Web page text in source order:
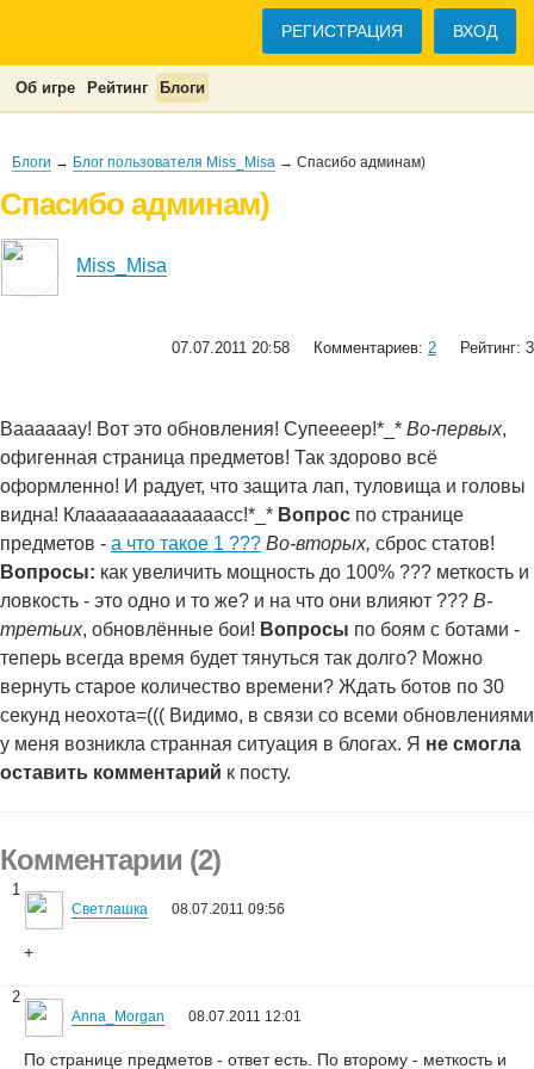
РЕГИСТРАЦИЯ ВХОД
Об игре Рейтинг Блоги
Блоги → Блог пользователя Miss_Misa → Спасибо админам)
Спасибо админам)
Miss_Misa
07.07.2011 20:58 Комментариев: 2 Рейтинг: 3
Ваааааау! Вот это обновления! Супеееер!*_* Во-первых,
офигенная страница предметов! Так здорово всё
оформленно! И радует, что защита лап, туловища и головы
видна! Клааааааааааааасс!*_* Вопрос по странице
предметов - а что такое 1 ??? Во-вторых, сброс статов!
Вопросы: как увеличить мощность до 100% ??? меткость и
ловкость - это одно и то же? и на что они влияют ??? В-
третьих, обновлённые бои! Вопросы по боям с ботами -
теперь всегда время будет тянуться так долго? Можно
вернуть старое количество времени? Ждать ботов по 30
секунд неохота=((( Видимо, в связи со всеми обновлениями
у меня возникла странная ситуация в блогах. Я не смогла
оставить комментарий к посту.
Комментарии (2)
1
Светлашка 08.07.2011 09:56
+
2
Anna_Morgan 08.07.2011 12:01
По странице предметов - ответ есть. По второму - меткость и